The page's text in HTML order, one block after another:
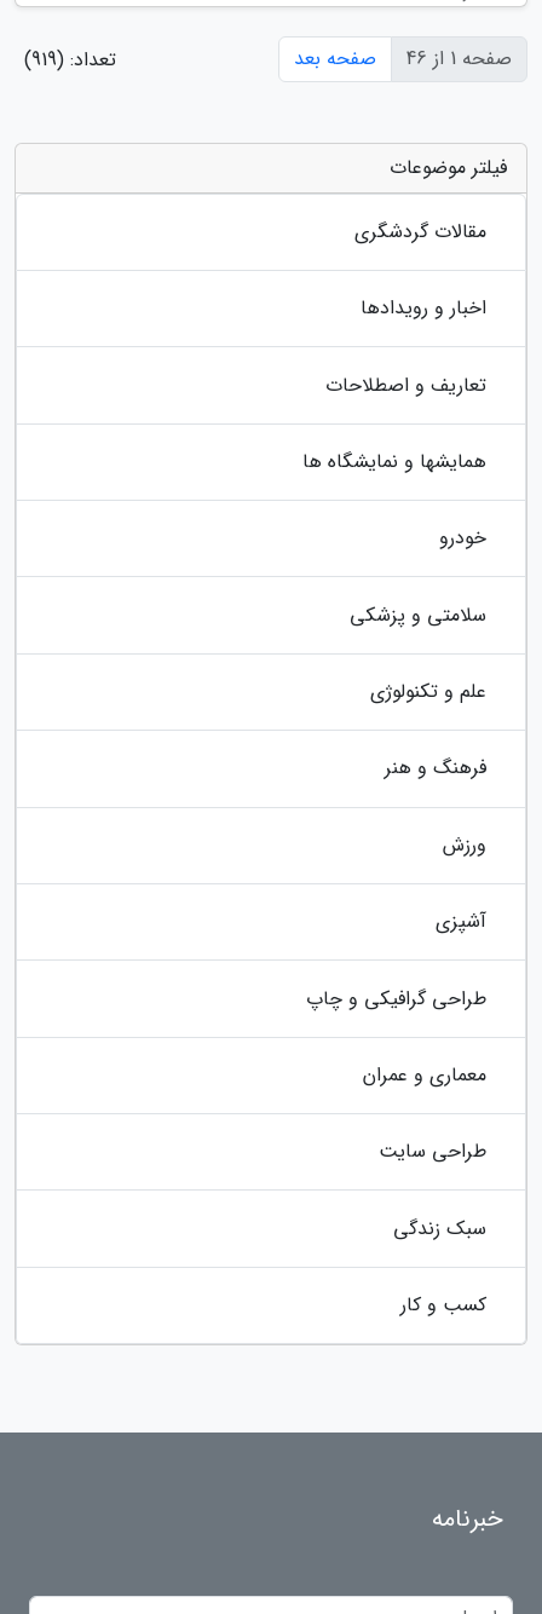
صفحه 1 از 46 صفحه بعد تعداد: (919)
فیلتر موضوعات
مقالات گردشگری
اخبار و رویدادها
تعاریف و اصطلاحات
همایشها و نمایشگاه ها
خودرو
سلامتی و پزشکی
علم و تکنولوژی
فرهنگ و هنر
ورزش
آشپزی
طراحی گرافیکی و چاپ
معماری و عمران
طراحی سایت
سبک زندگی
کسب و کار
خبرنامه